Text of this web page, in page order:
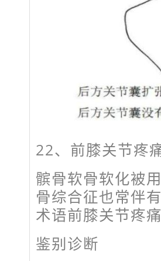
22、前膝关节疼
髌骨软骨软化被
骨综合征也常伴
术语前膝关节疼痛
鉴别诊断